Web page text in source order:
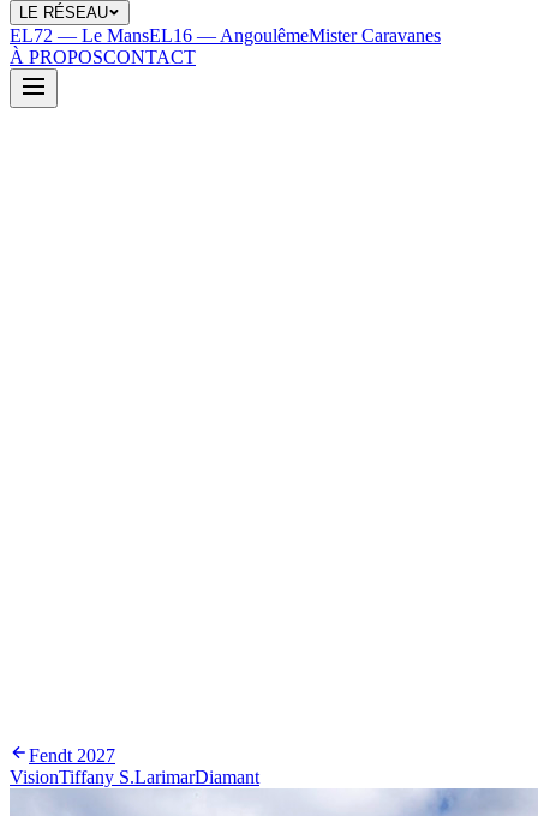
LE RÉSEAU
EL72 — Le MansEL16 — AngoulêmeMister Caravanes
À PROPOSCONTACT
Fendt 2027
VisionTiffany S.LarimarDiamant